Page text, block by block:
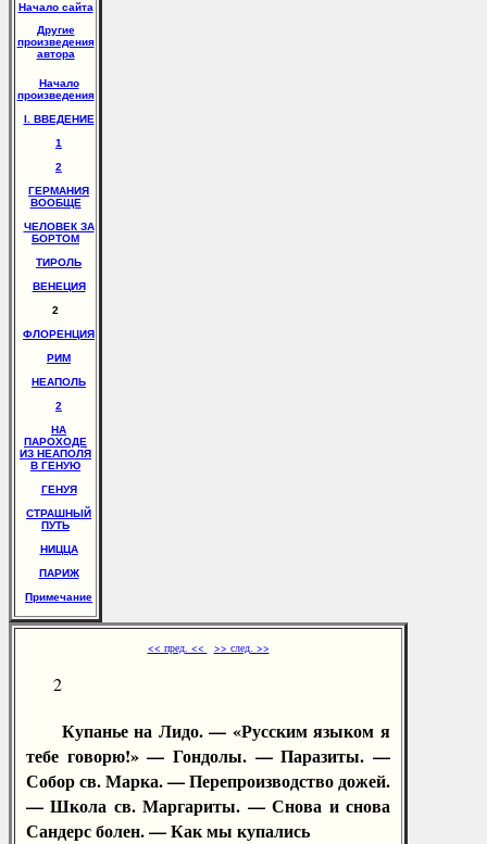
Начало сайта
Другие
произведения
автора
Начало
произведения
I. ВВЕДЕНИЕ
1
2
ГЕРМАНИЯ
ВООБЩЕ
ЧЕЛОВЕК ЗА
БОРТОМ
ТИРОЛЬ
ВЕНЕЦИЯ
2
ФЛОРЕНЦИЯ
РИМ
НЕАПОЛЬ
2
НА
ПАРОХОДЕ
ИЗ НЕАПОЛЯ
В ГЕНУЮ
ГЕНУЯ
СТРАШНЫЙ
ПУТЬ
НИЦЦА
ПАРИЖ
Примечание
<< пред. << >> след. >>
2
Купанье на Лидо. — «Русским языком я
тебе говорю!» — Гондолы. — Паразиты. —
Собор св. Марка. — Перепроизводство дожей.
— Школа св. Маргариты. — Снова и снова
Сандерс болен. — Как мы купались